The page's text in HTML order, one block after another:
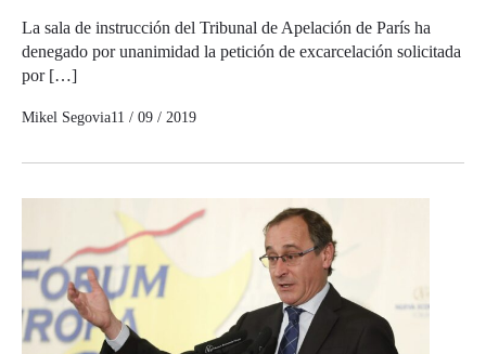
La sala de instrucción del Tribunal de Apelación de París ha
denegado por unanimidad la petición de excarcelación solicitada
por […]
Mikel Segovia11 / 09 / 2019